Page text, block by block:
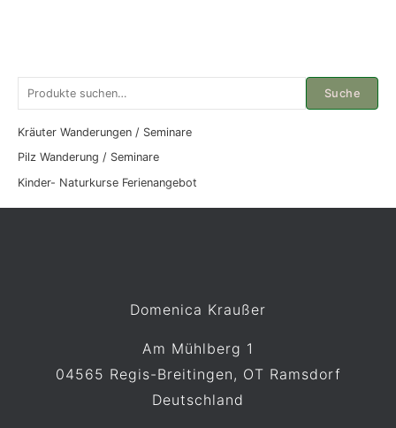
u
c
h
e
Suche
Kräuter Wanderungen / Seminare
Pilz Wanderung / Seminare
Kinder- Naturkurse Ferienangebot
Domenica Kraußer
Am Mühlberg 1
04565 Regis-Breitingen, OT Ramsdorf
Deutschland